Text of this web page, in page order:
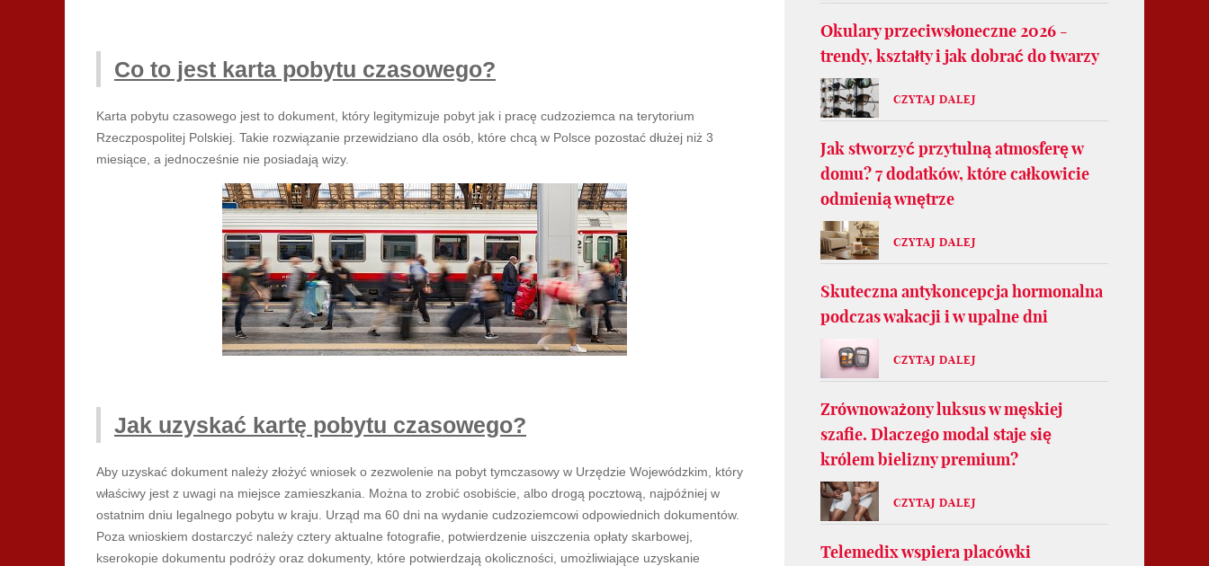
Co to jest karta pobytu czasowego?
Karta pobytu czasowego jest to dokument, który legitymizuje pobyt jak i pracę cudzoziemca na terytorium
Rzeczpospolitej Polskiej. Takie rozwiązanie przewidziano dla osób, które chcą w Polsce pozostać dłużej niż 3
miesiące, a jednocześnie nie posiadają wizy.
Jak uzyskać kartę pobytu czasowego?
Aby uzyskać dokument należy złożyć wniosek o zezwolenie na pobyt tymczasowy w Urzędzie Wojewódzkim, który
właściwy jest z uwagi na miejsce zamieszkania. Można to zrobić osobiście, albo drogą pocztową, najpóźniej w
ostatnim dniu legalnego pobytu w kraju. Urząd ma 60 dni na wydanie cudzoziemcowi odpowiednich dokumentów.
Poza wnioskiem dostarczyć należy cztery aktualne fotografie, potwierdzenie uiszczenia opłaty skarbowej,
kserokopie dokumentu podróży oraz dokumenty, które potwierdzają okoliczności, umożliwiające uzyskanie
Okulary przeciwsłoneczne 2026 -
trendy, kształty i jak dobrać do twarzy
CZYTAJ DALEJ
Jak stworzyć przytulną atmosferę w
domu? 7 dodatków, które całkowicie
odmienią wnętrze
CZYTAJ DALEJ
Skuteczna antykoncepcja hormonalna
podczas wakacji i w upalne dni
CZYTAJ DALEJ
Zrównoważony luksus w męskiej
szafie. Dlaczego modal staje się
królem bielizny premium?
CZYTAJ DALEJ
Telemedix wspiera placówki